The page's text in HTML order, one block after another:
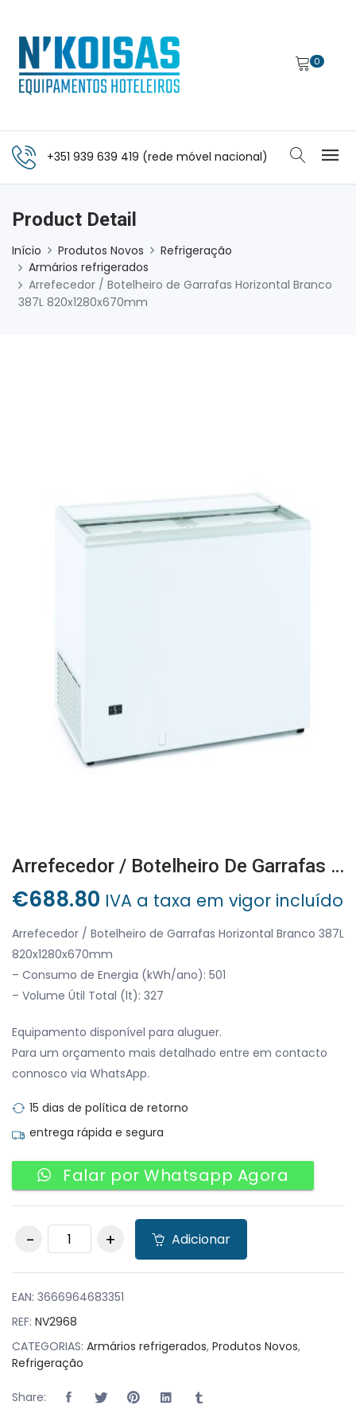
0
+351 939 639 419 (rede móvel nacional)
Product Detail
Início Produtos Novos
Refrigeração
Armários refrigerados
Arrefecedor / Botelheiro de Garrafas Horizontal Branco
387L 820x1280x670mm
Arrefecedor / Botelheiro De Garrafas Horizontal Branco 387L 820x1280x670mm
€688.80 IVA a taxa em vigor incluído
Arrefecedor / Botelheiro de Garrafas Horizontal Branco 387L
820x1280x670mm
– Consumo de Energia (kWh/ano): 501
– Volume Útil Total (lt): 327
Equipamento disponível para aluguer.
Para um orçamento mais detalhado entre em contacto
connosco via WhatsApp.
15 dias de política de retorno
entrega rápida e segura
Falar por Whatsapp Agora
Arrefecedor /
Botelheiro de
820x1280x670mm
quantity
Adicionar
EAN: 3666964683351
REF: NV2968
CATEGORIAS: Armários refrigerados, Produtos Novos,
Refrigeração
Share: